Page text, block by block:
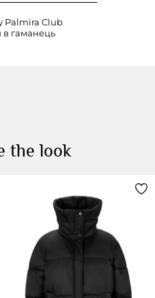
Palmira Club
в гаманець
the look